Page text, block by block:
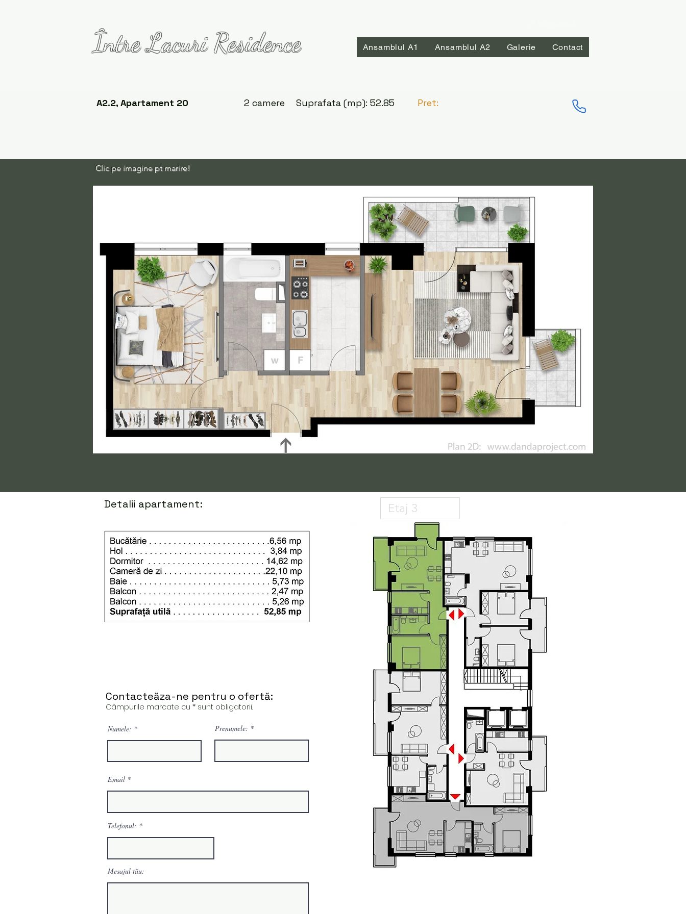
Între Lacuri Residence Ansamblul A1 Ansamblul A2 Galerie Contact
A2.2, Apartament 20 2 camere Suprafata (mp): 52.85 Pret:
Clic pe imagine pt marire!
Detalii apartament:
Contacteăza-ne pentru o ofertă:
Câmpurile marcate cu * sunt obligatorii.
Numele: Prenumele:
Email
Telefonul:
Mesajul tău: